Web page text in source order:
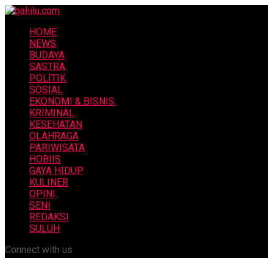
HOME
NEWS
BUDAYA
SASTRA
POLITIK
SOSIAL
EKONOMI & BISNIS
KRIMINAL
KESEHATAN
OLAHRAGA
PARIWISATA
HOBIIS
GAYA HIDUP
KULINER
OPINI
SENI
REDAKSI
SULUH
Connect with us